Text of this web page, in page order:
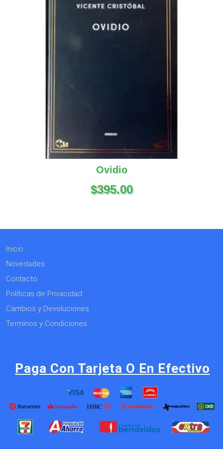
Ovidio
$395.00
Inicio
Novedades
Contacto
Políticas de Privacidad
Cambios y Devoluciones
Terminos y Condiciones
Paga Con Tarjeta O En Efectivo